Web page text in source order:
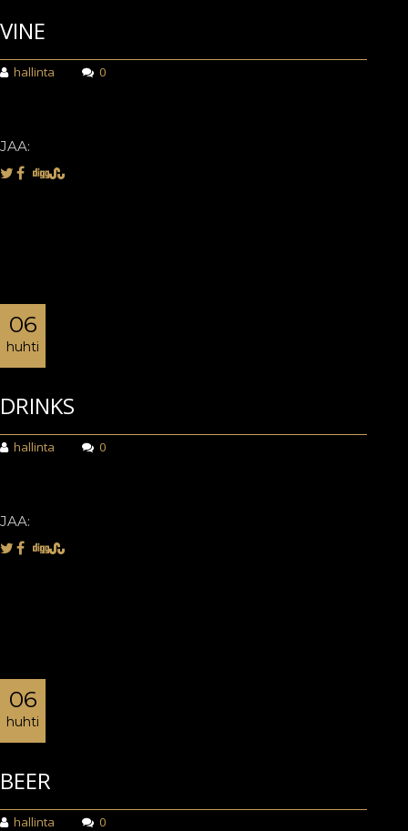
VINE
hallinta 0
JAA:
06
huhti
DRINKS
hallinta 0
JAA:
06
huhti
BEER
hallinta 0